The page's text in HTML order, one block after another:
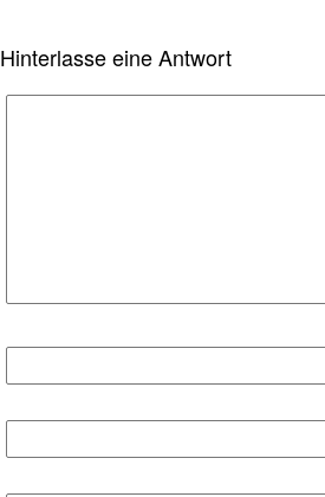
Hinterlasse eine Antwort